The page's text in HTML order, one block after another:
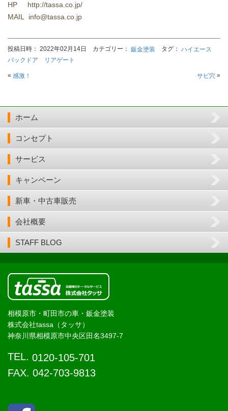
HP http://tassa.co.jp/
MAIL info@tassa.co.jp
投稿日時： 2022年02月14日 カテゴリー： 鈑金塗装 タグ： ハイエース
バックドア リアゲート
« 感激！ サビ穴 »
ホーム
コンセプト
サービス
キャンペーン
新車・中古車販売
会社概要
STAFF BLOG
相模原市・町田市の車・鈑金塗装
株式会社tassa（タッサ）
神奈川県相模原市中央区田名3497-7
TEL. 0120-105-701
FAX. 042-703-9813